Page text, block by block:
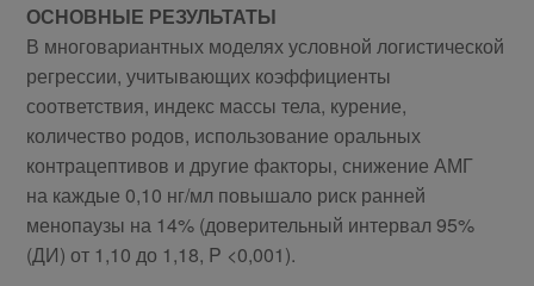
ОСНОВНЫЕ РЕЗУЛЬТАТЫ
В многовариантных моделях условной логистической
регрессии, учитывающих коэффициенты
соответствия, индекс массы тела, курение,
количество родов, использование оральных
контрацептивов и другие факторы, снижение АМГ
на каждые 0,10 нг/мл повышало риск ранней
менопаузы на 14% (доверительный интервал 95%
(ДИ) от 1,10 до 1,18, P <0,001).